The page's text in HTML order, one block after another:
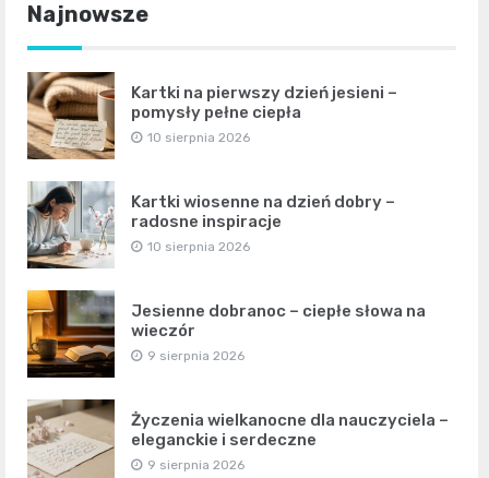
Najnowsze
Kartki na pierwszy dzień jesieni –
pomysły pełne ciepła
10 sierpnia 2026
Kartki wiosenne na dzień dobry –
radosne inspiracje
10 sierpnia 2026
Jesienne dobranoc – ciepłe słowa na
wieczór
9 sierpnia 2026
Życzenia wielkanocne dla nauczyciela –
eleganckie i serdeczne
9 sierpnia 2026